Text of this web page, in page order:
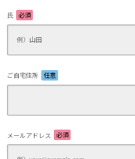
氏 必須
ご自宅住所 任意
メールアドレス 必須